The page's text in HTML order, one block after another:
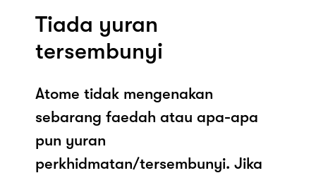
Tiada yuran
tersembunyi
Atome tidak mengenakan
sebarang faedah atau apa-apa
pun yuran
perkhidmatan/tersembunyi. Jika